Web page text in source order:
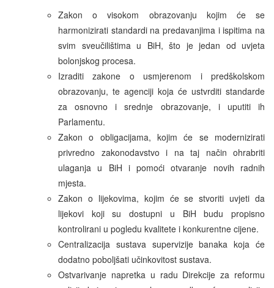
Zakon o visokom obrazovanju kojim će se
harmonizirati standardi na predavanjima i ispitima na
svim sveučilištima u BiH, što je jedan od uvjeta
bolonjskog procesa.
Izraditi zakone o usmjerenom i predškolskom
obrazovanju, te agenciji koja će ustvrditi standarde
za osnovno i srednje obrazovanje, i uputiti ih
Parlamentu.
Zakon o obligacijama, kojim će se modernizirati
privredno zakonodavstvo i na taj način ohrabriti
ulaganja u BiH i pomoći otvaranje novih radnih
mjesta.
Zakon o lijekovima, kojim će se stvoriti uvjeti da
lijekovi koji su dostupni u BiH budu propisno
kontrolirani u pogledu kvalitete i konkurentne cijene.
Centralizacija sustava supervizije banaka koja će
dodatno poboljšati učinkovitost sustava.
Ostvarivanje napretka u radu Direkcije za reformu